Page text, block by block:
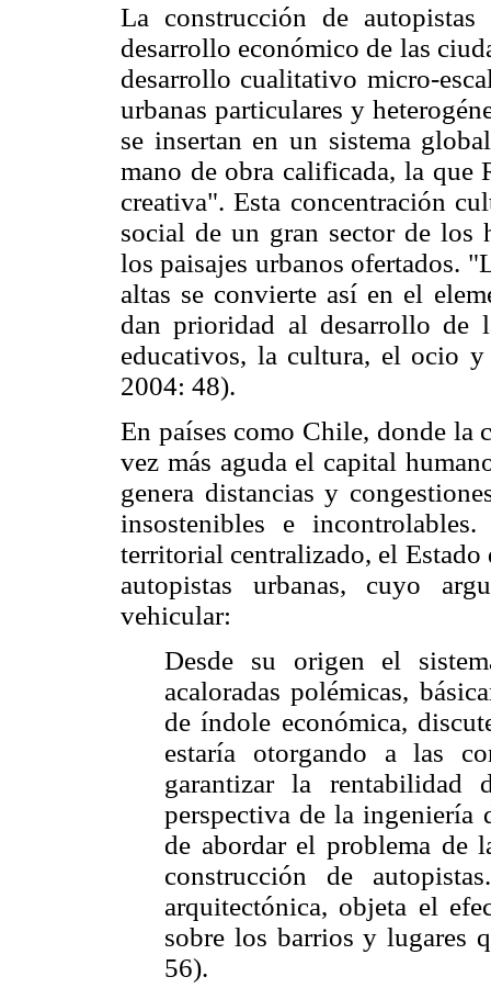
La construcción de autopistas
desarrollo económico de las
desarrollo cualitativo micro-
urbanas particulares y
se insertan en un sistema
mano de obra calificada, la que
creativa". Esta concentración
social de un gran sector de los
los paisajes urbanos ofertados.
altas se convierte así en el
dan prioridad al desarrollo de
educativos, la cultura, el ocio
2004: 48).
En países como Chile, donde la
vez más aguda el capital
genera distancias y
insostenibles e
territorial centralizado, el Estado
autopistas urbanas, cuyo
vehicular:
Desde su origen el
acaloradas polémicas,
de índole económica,
estaría otorgando a las
garantizar la rentabilidad
perspectiva de la ingeniería
de abordar el problema de
construcción de
arquitectónica, objeta el
sobre los barrios y lugares
56).